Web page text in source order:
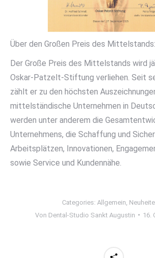
Über den Großen Preis des Mittelstands:
Der Große Preis des Mittelstands wird
Oskar-Patzelt-Stiftung verliehen. Seit
zählt er zu den höchsten
mittelständische Unternehmen in
werden unter anderem die
Unternehmens, die Schaffung und
Arbeitsplätzen, Innovationen,
sowie Service und Kundennähe.
Categories: Allgemein
Von Dental-Studio Sankt Augustin 16.